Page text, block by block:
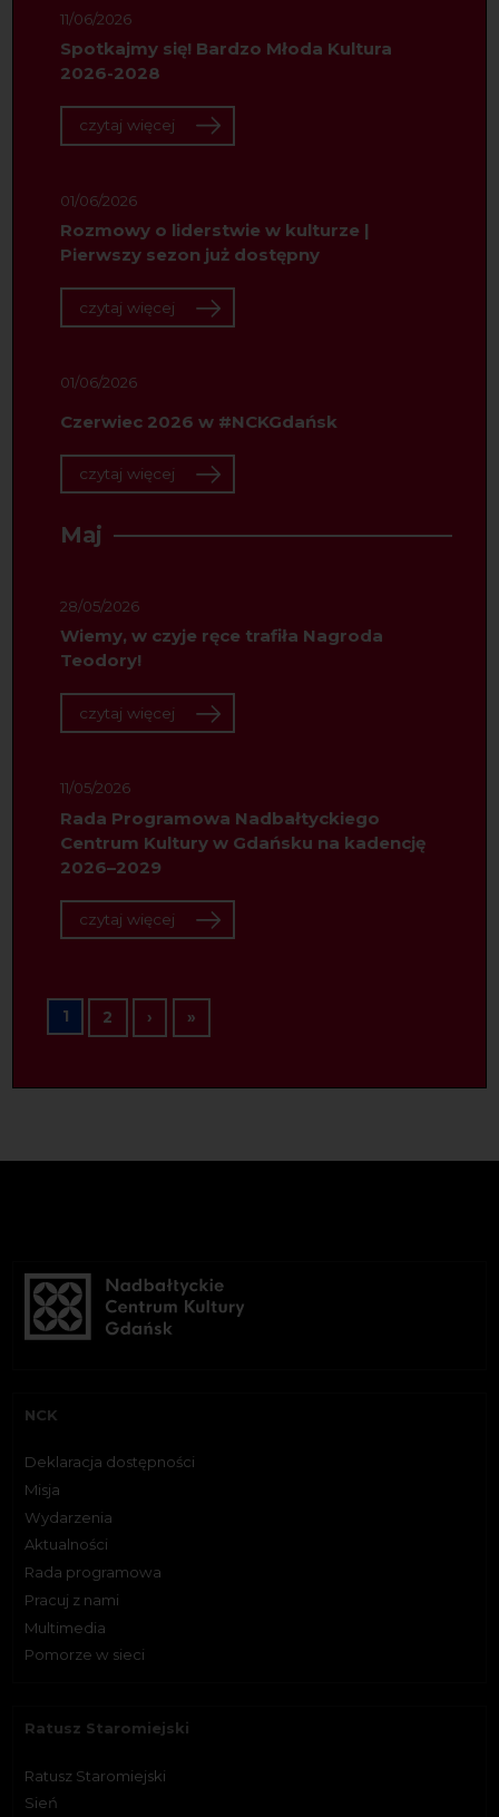
11/06/2026
Spotkajmy się! Bardzo Młoda Kultura
2026-2028
czytaj więcej
01/06/2026
Rozmowy o liderstwie w kulturze |
Pierwszy sezon już dostępny
czytaj więcej
01/06/2026
Czerwiec 2026 w #NCKGdańsk
czytaj więcej
Maj
28/05/2026
Wiemy, w czyje ręce trafiła Nagroda
Teodory!
czytaj więcej
11/05/2026
Rada Programowa Nadbałtyckiego
Centrum Kultury w Gdańsku na kadencję
2026–2029
czytaj więcej
Stronicowanie
1 2 › Następna strona
»Ostatnia strona
NCK
Deklaracja dostępności
Misja
Wydarzenia
Aktualności
Rada programowa
Pracuj z nami
Multimedia
Pomorze w sieci
Ratusz Staromiejski
Ratusz Staromiejski
Sień